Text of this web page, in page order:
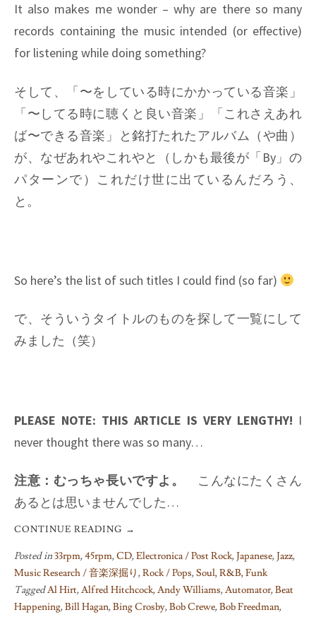
It also makes me wonder – why are there so many
records containing the music intended (or effective)
for listening while doing something?
そして、「〜をしている時にかかっている音楽」
「〜してる時に聴くと良い音楽」「これさえあれ
ば〜できる音楽」と銘打たれたアルバム（や曲）
が、なぜあれやこれやと（しかも最後が「By」の
パターンで）これだけ世に出ているんだろう、
と。
So here’s the list of such titles I could find (so far)
で、そういうタイトルのものを探して一覧にして
みました（笑）
PLEASE NOTE: THIS ARTICLE IS VERY LENGTHY! I
never thought there was so many…
注意：むっちゃ長いですよ。
こんなにたくさん
あるとは思いませんでした…
CONTINUE READING →
Posted in33rpm,45rpm,CD,Electronica / Post Rock,Japanese,Jazz,
Music Research / 音楽深掘り,Rock / Pops,Soul, R&B, Funk
TaggedAl Hirt,Alfred Hitchcock,Andy Williams,Automator,Beat
Happening,Bill Hagan,Bing Crosby,Bob Crewe,Bob Freedman,